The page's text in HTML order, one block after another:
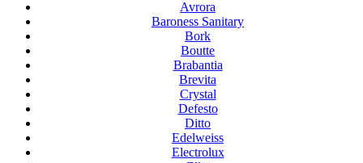
Avrora
Baroness Sanitary
Bork
Boutte
Brabantia
Brevita
Crystal
Defesto
Ditto
Edelweiss
Electrolux